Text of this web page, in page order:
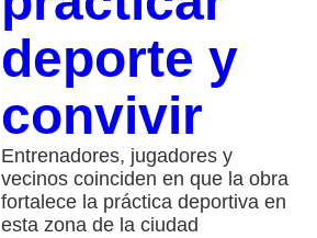
deporte y
convivir
Entrenadores, jugadores y
vecinos coinciden en que la obra
fortalece la práctica deportiva en
esta zona de la ciudad